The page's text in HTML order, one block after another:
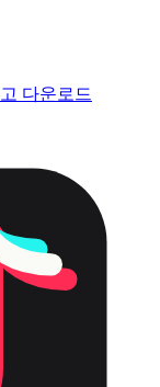
다운로드